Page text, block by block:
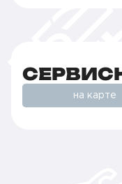
на карте